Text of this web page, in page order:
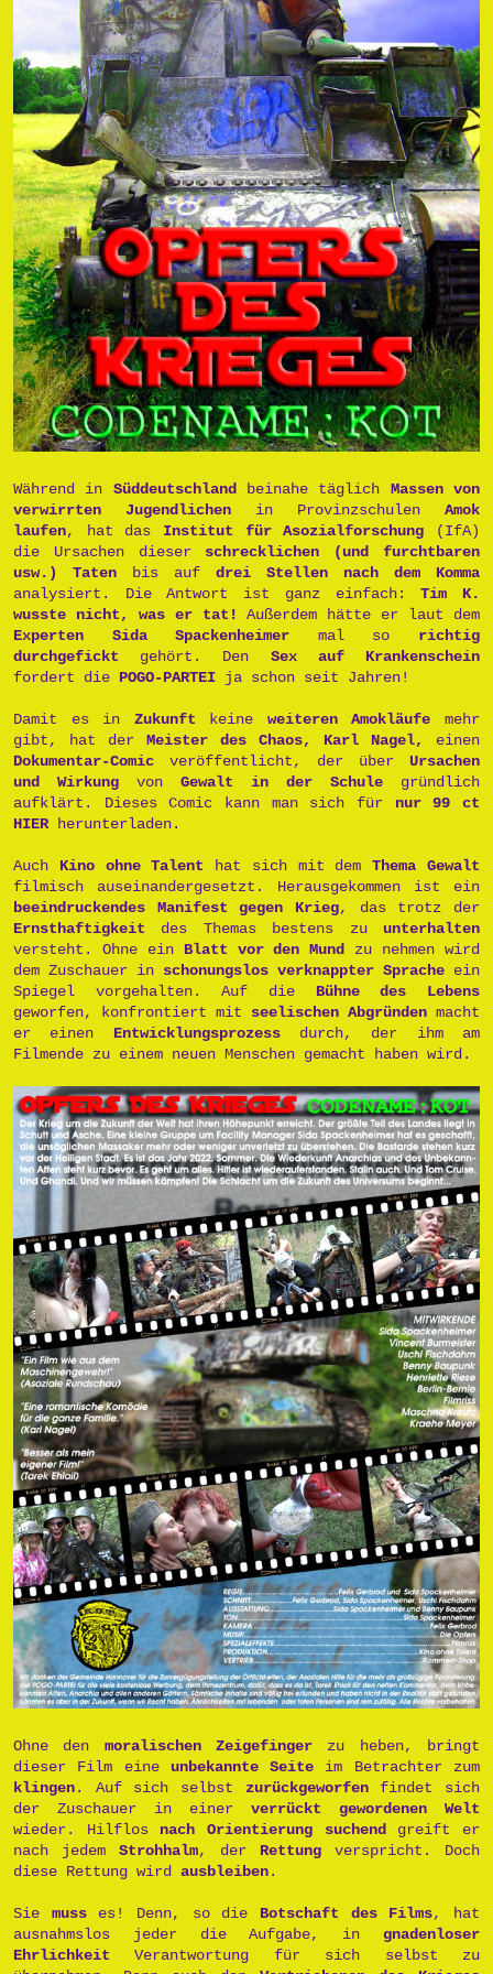
Während in Süddeutschland beinahe täglich Massen von
verwirrten Jugendlichen in Provinzschulen Amok
laufen, hat das Institut für Asozialforschung (IfA)
die Ursachen dieser schrecklichen (und furchtbaren
usw.) Taten bis auf drei Stellen nach dem Komma
analysiert. Die Antwort ist ganz einfach:Tim K.
wusste nicht, was er tat! Außerdem hätte er laut dem
Experten Sida Spackenheimer mal so richtig
durchgefickt gehört. Den Sex auf Krankenschein
fordert die POGO-PARTEI ja schon seit Jahren!
Damit es in Zukunft keine weiteren Amokläufe mehr
gibt, hat der Meister des Chaos, Karl Nagel,
einen
Dokumentar-Comic veröffentlicht, der über Ursachen
und Wirkung von Gewalt in der Schule gründlich
aufklärt. Dieses Comic kann man sich für nur 99 ct
HIERherunterladen.
Auch Kino ohne Talent hat sich mit demThema Gewalt
filmisch auseinandergesetzt. Herausgekommen ist ein
beeindruckendes Manifest gegen Krieg, das trotz der
Ernsthaftigkeit des Themas bestens zu unterhalten
versteht. Ohne ein Blatt vor den Mund
zu nehmen wird
dem Zuschauer in schonungslos verknappter Sprache ein
Spiegel vorgehalten. Auf die Bühne des Lebens
geworfen, konfrontiert mit seelischen Abgründen macht
er einen Entwicklungsprozessdurch, der ihm am
Filmende zu einem neuen Menschen gemacht haben wird.
Ohne den moralischen Zeigefinger zu heben, bringt
dieser Film eine unbekannte Seite im Betrachter zum
klingen. Auf sich selbst zurückgeworfenfindet sich
der Zuschauer in einer verrückt gewordenen Welt
wieder. Hilflos nach Orientierung suchendgreift er
nach jedem Strohhalm, der Rettung verspricht. Doch
diese Rettung wird ausbleiben.
Sie musses! Denn, so die Botschaft des Films, hat
ausnahmslos jeder die Aufgabe, in gnadenloser
Ehrlichkeit Verantwortung für sich selbst zu